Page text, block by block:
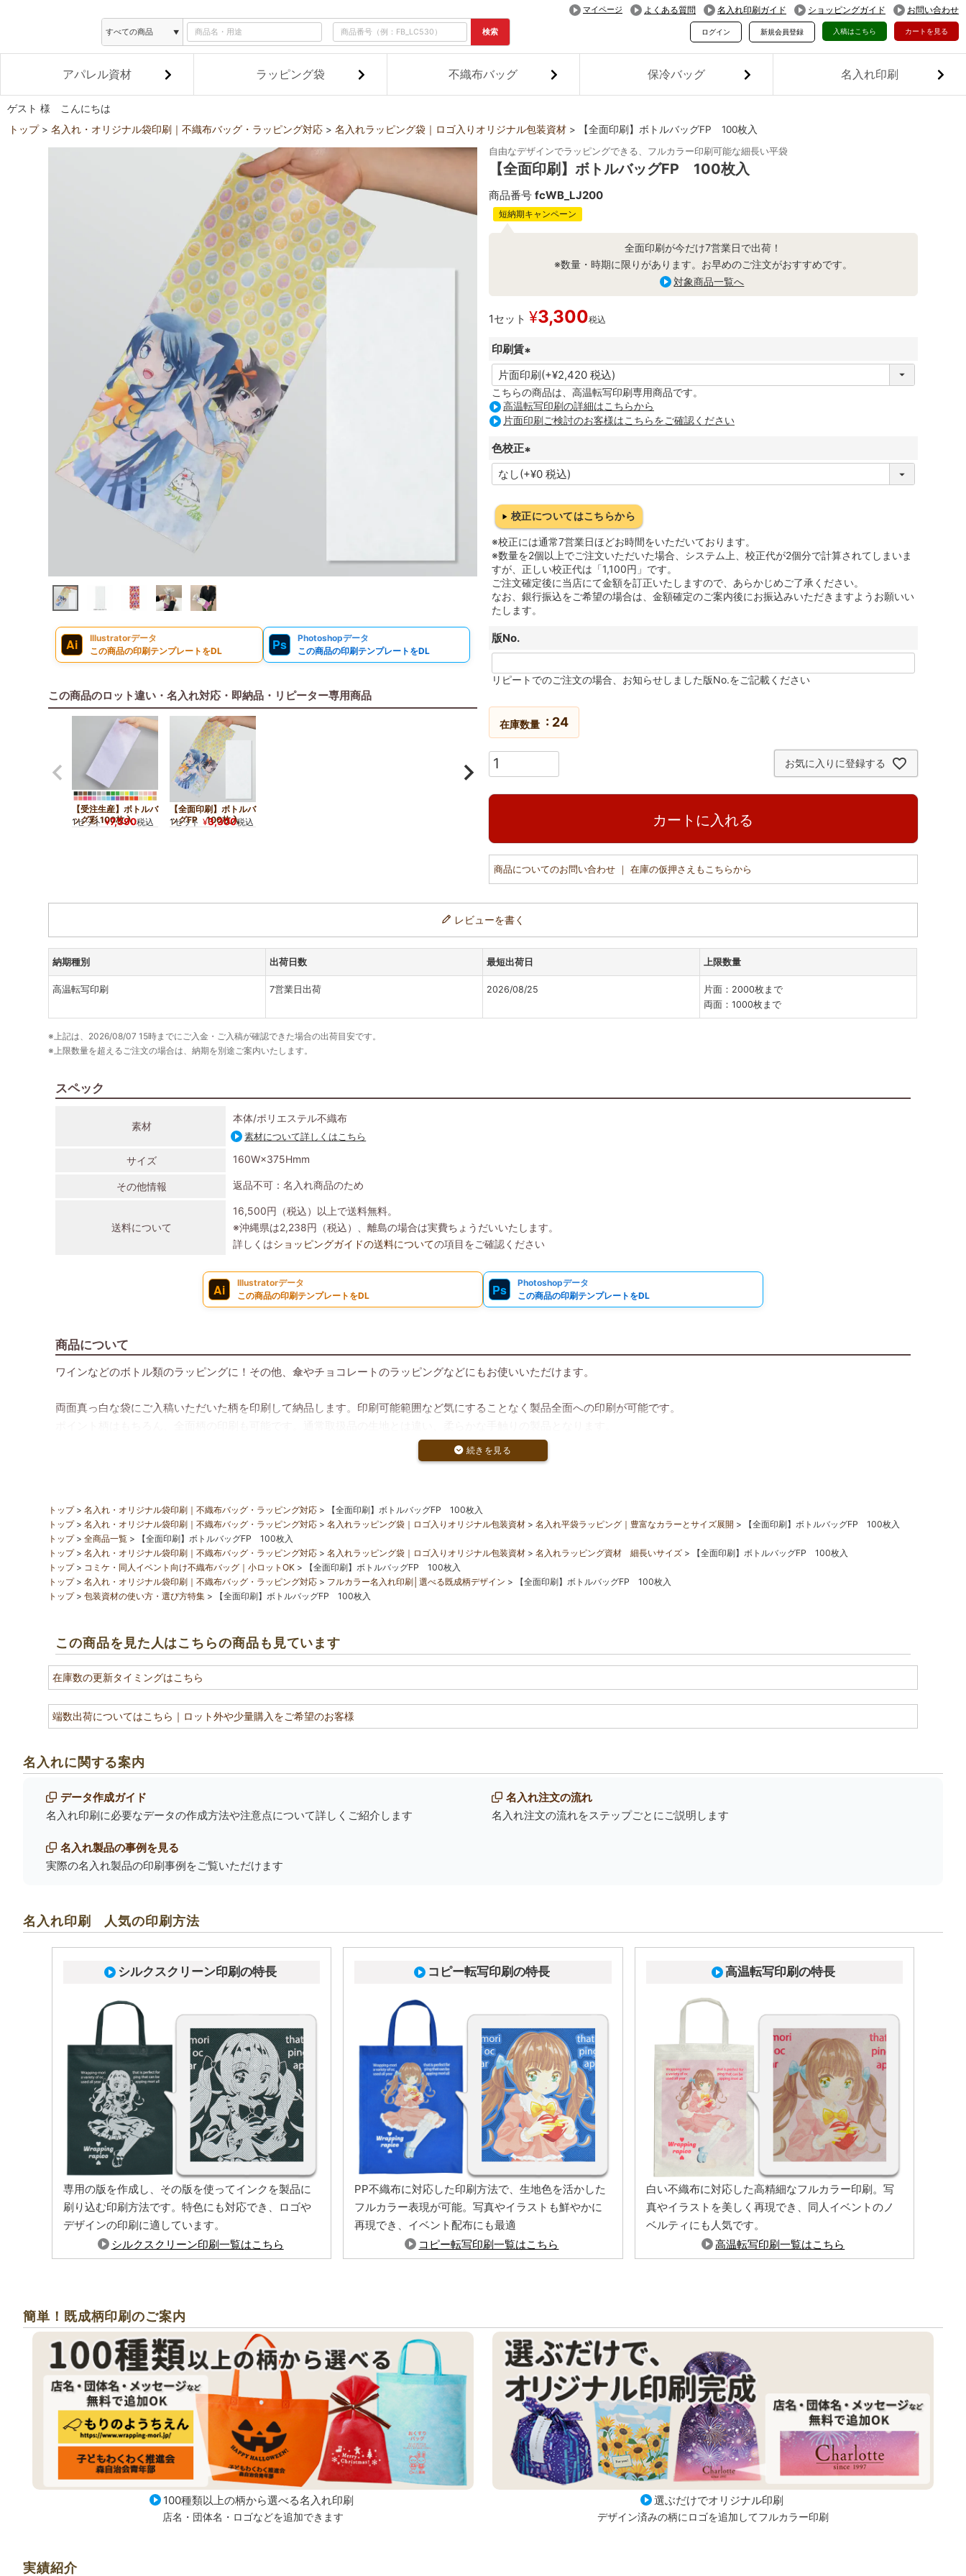
検索
マイページ よくある質問 名入れ印刷ガイド ショッピングガイド お問い合わせ
カートを見る
入稿はこちら
ログイン 新規会員登録
アパレル資材 ラッピング袋 不織布バッグ 保冷バッグ 名入れ印刷
ゲスト 様 こんにちは
トップ 名入れ・オリジナル袋印刷｜不織布バッグ・ラッピング対応 名入れラッピング袋｜ロゴ入りオリジナル包装資材 【全面印刷】ボトルバッグFP 100枚入
Ai
Illustratorデータ
この商品の印刷テンプレートをDL
Ps
Photoshopデータ
この商品の印刷テンプレートをDL
この商品のロット違い・名入れ対応・即納品・リピーター専用商品
【受注生産】ボトルバ
ッグ彩 100枚入
1セット ¥7,590税込
【全面印刷】ボトルバ
ッグFP 100枚入
1セット ¥3,300税込
自由なデザインでラッピングできる、フルカラー印刷可能な細長い平袋
【全面印刷】ボトルバッグFP 100枚入
商品番号 fcWB_LJ200
短納期キャンペーン
全面印刷が今だけ7営業日で出荷！
※数量・時期に限りがあります。お早めのご注文がおすすめです。
対象商品一覧へ
1セット ¥3,300税込
印刷賃
(
必
須
)
こちらの商品は、高温転写印刷専用商品です。
高温転写印刷の詳細はこちらから
片面印刷ご検討のお客様はこちらをご確認ください
色校正
(
必
須
)
校正についてはこちらから
※校正には通常7営業日ほどお時間をいただいております。
※数量を2個以上でご注文いただいた場合、システム上、校正代が2個分で計算されてしまいま
すが、正しい校正代は「1,100円」です。
ご注文確定後に当店にて金額を訂正いたしますので、あらかじめご了承ください。
なお、銀行振込をご希望の場合は、金額確定のご案内後にお振込みいただきますようお願いい
たします。
版No.
リピートでのご注文の場合、お知らせしました版No.をご記載ください
在庫数量 24
お気に入りに登録する
カートに入れる
商品についてのお問い合わせ ｜ 在庫の仮押さえもこちらから
レビューを書く
納期種別 出荷日数 最短出荷日 上限数量
高温転写印刷 7営業日出荷 2026/08/25
片面：2000枚まで
両面：1000枚まで
※上記は、2026/08/07 15時までにご入金・ご入稿が確認できた場合の出荷目安です。
※上限数量を超えるご注文の場合は、納期を別途ご案内いたします。
スペック
素材
本体/ポリエステル不織布
素材について詳しくはこちら
サイズ 160W×375Hmm
その他情報 返品不可：名入れ商品のため
送料について
16,500円（税込）以上で送料無料。
※沖縄県は2,238円（税込）、離島の場合は実費ちょうだいいたします。
詳しくはショッピングガイドの送料についての項目をご確認ください
Ai
Illustratorデータ
この商品の印刷テンプレートをDL
Ps
Photoshopデータ
この商品の印刷テンプレートをDL
商品について
ワインなどのボトル類のラッピングに！その他、傘やチョコレートのラッピングなどにもお使いいただけます。
両面真っ白な袋にご入稿いただいた柄を印刷して納品します。印刷可能範囲など気にすることなく製品全面への印刷が可能です。
版データ作成方法はこちら
価格は、 製品代に印刷代を加えた合計額となります。
印刷代は印刷面積によって異なり、「片面印刷」と「両面印刷」の2種類の価格設定をご用意しています。
※ご注文は100枚以上から承ります。
エンボス加工がない、やわらかな風合いのポリエス
テル不織布でエンボスの影響を受けずに、印刷が可
能です。
シールが貼れます
マチ付きの商品の場合このような仕上がりになりま
印刷部分 拡大
柔らかな風合いのまま、細かい文字や写真、柄の表現が可能です
トップ 名入れ・オリジナル袋印刷｜不織布バッグ・ラッピング対応
【全面印刷】ボトルバッグFP 100枚入
トップ
名入れ・オリジナル袋印刷｜不織布バッグ・ラッピング対応 名入れラッピング袋｜ロゴ入りオリジナル包装資材 名入れ平袋ラッピング｜豊富なカラーとサイズ展開
【全面印刷】ボトルバッグFP 100枚入
トップ
全商品一覧
【全面印刷】ボトルバッグFP 100枚入
トップ
名入れ・オリジナル袋印刷｜不織布バッグ・ラッピング対応 名入れラッピング袋｜ロゴ入りオリジナル包装資材 名入れラッピング資材 細長いサイズ
【全面印刷】ボトルバッグFP 100枚入
トップ
コミケ・同人イベント向け不織布バッグ｜小ロットOK
【全面印刷】ボトルバッグFP 100枚入
トップ
名入れ・オリジナル袋印刷｜不織布バッグ・ラッピング対応 フルカラー名入れ印刷│選べる既成柄デザイン
【全面印刷】ボトルバッグFP 100枚入
トップ
包装資材の使い方・選び方特集 【全面印刷】ボトルバッグFP 100枚入
この商品を見た人はこちらの商品も見ています
在庫数の更新タイミングはこちら
端数出荷についてはこちら ｜ロット外や少量購入をご希望のお客様
名入れに関する案内
データ作成ガイド
名入れ印刷に必要なデータの作成方法や注意点について詳しくご紹介します
名入れ注文の流れ
名入れ注文の流れをステップごとにご説明します
名入れ製品の事例を見る
実際の名入れ製品の印刷事例をご覧いただけます
名入れ印刷 人気の印刷方法
シルクスクリーン印刷の特長
専用の版を作成し、その版を使ってインクを製品に
刷り込む印刷方法です。特色にも対応でき、ロゴや
デザインの印刷に適しています。
シルクスクリーン印刷一覧はこちら
コピー転写印刷の特長
PP不織布に対応した印刷方法で、生地色を活かした
フルカラー表現が可能。写真やイラストも鮮やかに
再現でき、イベント配布にも最適
コピー転写印刷一覧はこちら
高温転写印刷の特長
白い不織布に対応した高精細なフルカラー印刷。写
真やイラストを美しく再現でき、同人イベントのノ
ベルティにも人気です。
高温転写印刷一覧はこちら
簡単！既成柄印刷のご案内
100種類以上の柄から選べる名入れ印刷
店名・団体名・ロゴなどを追加できます
選ぶだけでオリジナル印刷
デザイン済みの柄にロゴを追加してフルカラー印刷
実績紹介